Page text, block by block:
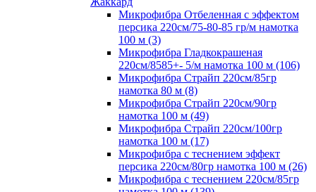
Микрофибра Отбеленная с эффектом
персика 220см/75-80-85 гр/м намотка
100 м (3)
Микрофибра Гладкокрашеная
220см/8585+- 5/м намотка 100 м (106)
Микрофибра Страйп 220см/85гр
намотка 80 м (8)
Микрофибра Страйп 220см/90гр
намотка 100 м (49)
Микрофибра Страйп 220см/100гр
намотка 100 м (17)
Микрофибра с теснением эффект
персика 220см/80гр намотка 100 м (26)
Микрофибра с теснением 220см/85гр